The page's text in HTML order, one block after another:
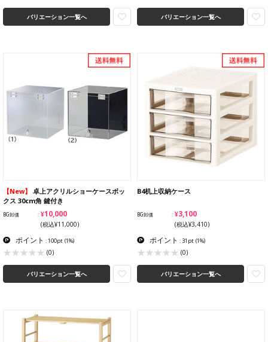
バリエーション一覧へ バリエーション一覧へ
【New】 卓上アクリルショーケースボッ
クス 30cm角 鍵付き
BG卸価 ¥10,000
(税込¥11,000)
ポイント : 100pt (1%)
(0)
バリエーション一覧へ
B4机上収納ケース
BG卸価 ¥3,100
(税込¥3,410)
ポイント : 31pt (1%)
(0)
バリエーション一覧へ